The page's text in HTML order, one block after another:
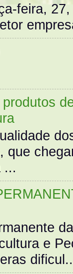
feira,
que
...
e